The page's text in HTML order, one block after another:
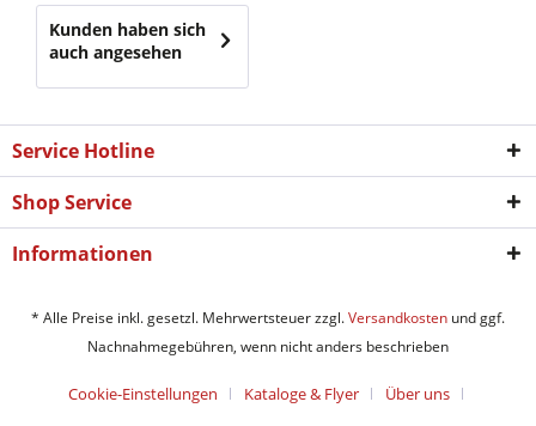
Kunden haben sich
auch angesehen
Service Hotline
Shop Service
Informationen
* Alle Preise inkl. gesetzl. Mehrwertsteuer zzgl.Versandkosten und ggf.
Nachnahmegebühren, wenn nicht anders beschrieben
Cookie-Einstellungen Kataloge & Flyer
Über uns